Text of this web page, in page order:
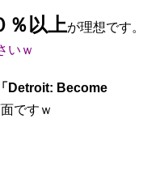
％以上が理想です。
いｗ
「Detroit: Become
ですｗ